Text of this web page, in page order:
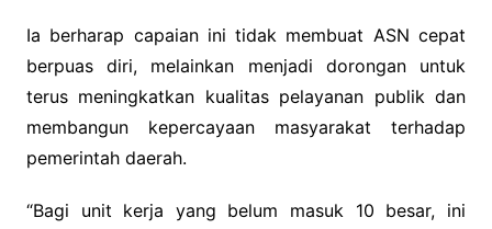
Ia berharap capaian ini tidak membuat ASN cepat
berpuas diri, melainkan menjadi dorongan untuk
terus meningkatkan kualitas pelayanan publik dan
membangun kepercayaan masyarakat terhadap
pemerintah daerah.
“Bagi unit kerja yang belum masuk 10 besar, ini